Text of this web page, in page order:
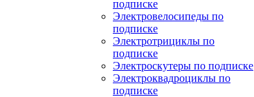
подписке
Электровелосипеды по
подписке
Электротрициклы по
подписке
Электроскутеры по подписке
Электроквадроциклы по
подписке